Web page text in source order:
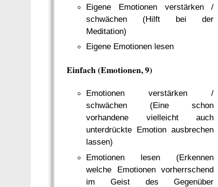
Eigene Emotionen verstärken /
schwächen (Hilft bei der
Meditation)
Eigene Emotionen lesen
Einfach (Emotionen, 9)
Emotionen verstärken /
schwächen (Eine schon
vorhandene vielleicht auch
unterdrückte Emotion ausbrechen
lassen)
Emotionen lesen (Erkennen
welche Emotionen vorherrschend
im Geist des Gegenüber